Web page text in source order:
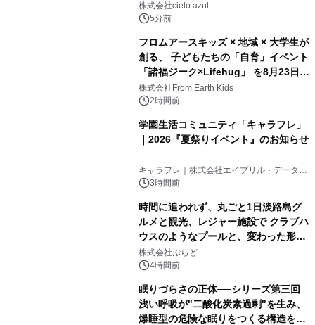
株式会社cielo azul
5分前
フロムアースキッズ × 地域 × 大学生が
創る、 子どもたちの「自育」イベント
「諸福ジーク×Lifehug」 を8月23日
(日)開催
株式会社From Earth Kids
2時間前
学園生活コミュニティ「キャラフレ」
｜2026『夏祭りイベント』のお知らせ
キャラフレ｜株式会社エイプリル・データ・
デザインズ
3時間前
時間に追われず、丸ごと1日淡路島グ
ルメと観光、レジャー施設で クラブハ
ウスのようなプールと、変わった形の
サウナも 「THE BOXY AWAJI」のお
得な素泊まり連泊プランで
株式会社ぷらど
4時間前
眠りづらさの正体──シリーズ第三回
浅い呼吸が"二酸化炭素過剰"を生み、
爆睡型の危険な眠りをつくる構造を解